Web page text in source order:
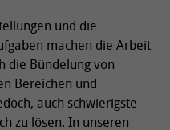
und die
machen die Arbeit
die Bündelung von
Bereichen und
auch schwierigste
zu lösen. In unseren